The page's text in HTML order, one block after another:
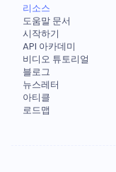
리소스
도움말 문서
시작하기
API 아카데미
비디오 튜토리얼
블로그
뉴스레터
아티클
로드맵